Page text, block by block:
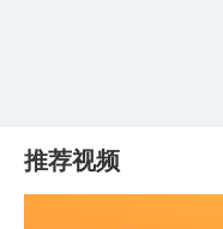
推荐视频